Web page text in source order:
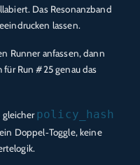
Das Resonanzband
lassen.
Runner anfassen, dann
für Run #25 genau das
gleicherpolicy_hash
Doppel‑Toggle, keine